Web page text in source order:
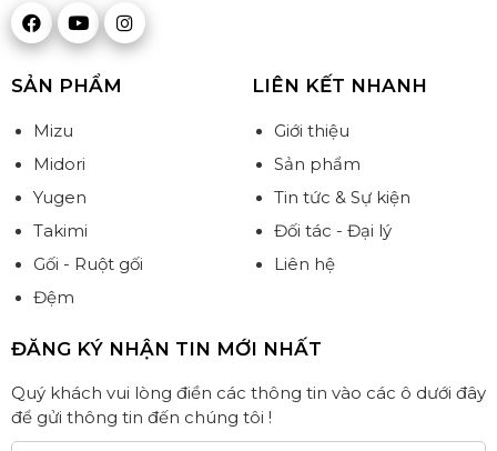
SẢN PHẨM
Mizu
Midori
Yugen
Takimi
Gối - Ruột gối
Đệm
LIÊN KẾT NHANH
Giới thiệu
Sản phẩm
Tin tức & Sự kiện
Đối tác - Đại lý
Liên hệ
ĐĂNG KÝ NHẬN TIN MỚI NHẤT
Quý khách vui lòng điền các thông tin vào các ô dưới đây
để gửi thông tin đến chúng tôi !